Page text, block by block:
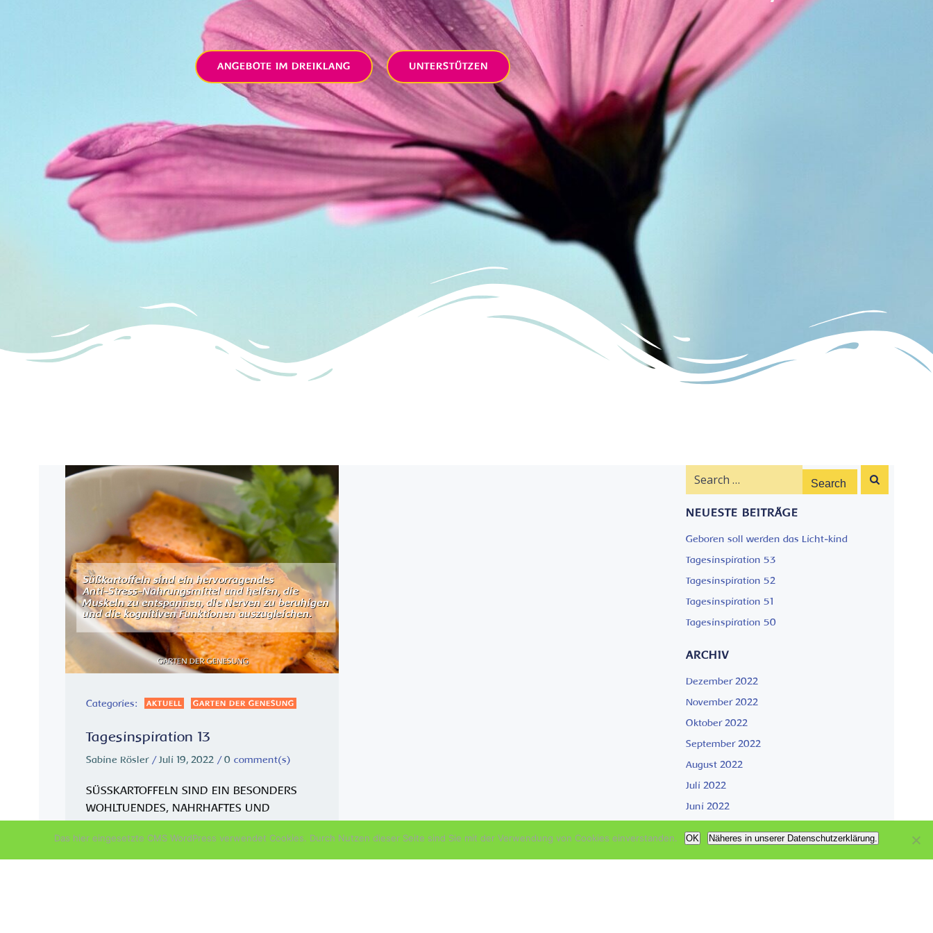
ANGEBOTE IM DREIKLANG UNTERSTÜTZEN
Categories: AKTUELL GARTEN DER GENESUNG
Tagesinspiration 13
Sabine Rösler / Juli 19, 2022 / 0 comment(s)
SÜSSKARTOFFELN SIND EIN BESONDERS
WOHLTUENDES, NAHRHAFTES UND
DEINE ERNÄHRUNG EINBAUEN SOLLTEST.
Sie sind reich an Antioxidantien wie
Search
NEUESTE BEITRÄGE
Geboren soll werden das Licht-kind
Tagesinspiration 53
Tagesinspiration 52
Tagesinspiration 51
Tagesinspiration 50
ARCHIV
Dezember 2022
November 2022
Oktober 2022
September 2022
August 2022
Juli 2022
Juni 2022
KATEGORIEN
Das hier eingesetzte CMS WordPress verwendet Cookies. Durch Nutzen dieser Seite sind Sie mit der Verwendung von Cookies einverstanden. OK Näheres in unserer Datenschutzerklärung.